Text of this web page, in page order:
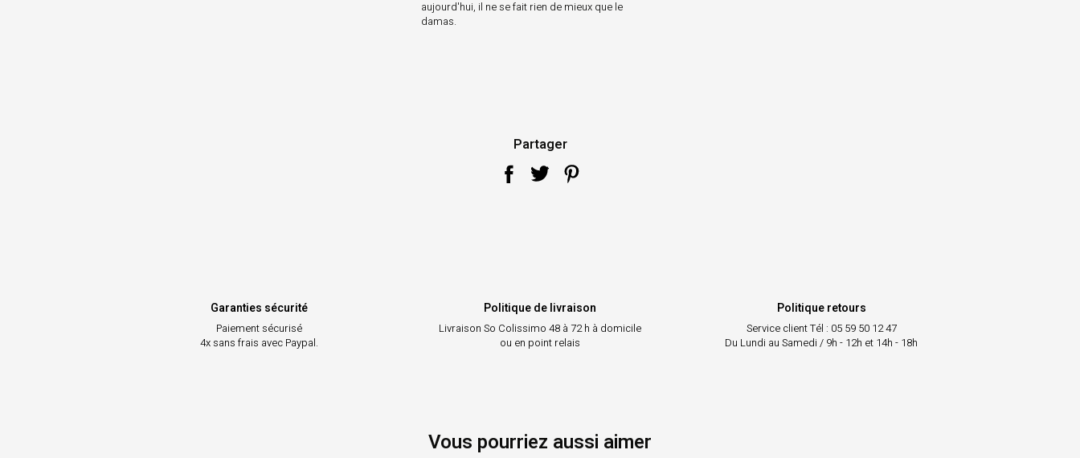
aujourd'hui, il ne se fait rien de mieux que le
damas.
Partager
Garanties sécurité
Paiement sécurisé
4x sans frais avec Paypal.
Politique de livraison
Livraison So Colissimo 48 à 72 h à domicile
ou en point relais
Politique retours
Service clientTél : 05 59 50 12 47
Du Lundi au Samedi / 9h - 12h et 14h - 18h
Vous pourriez aussi aimer